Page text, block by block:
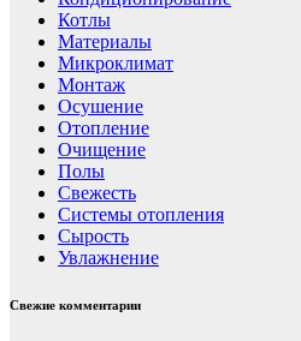
Котлы
Материалы
Микроклимат
Монтаж
Осушение
Отопление
Очищение
Полы
Свежесть
Системы отопления
Сырость
Увлажнение
Свежие комментарии